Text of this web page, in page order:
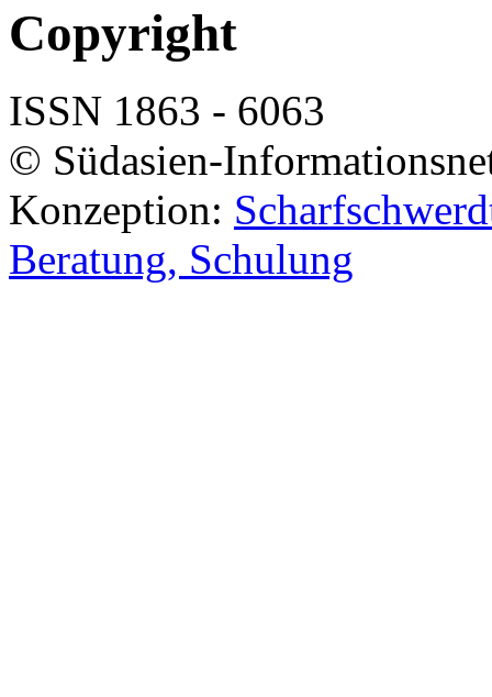
Copyright
ISSN 1863 - 6063
© Südasien-
Konzeption:
Beratung, Schulung